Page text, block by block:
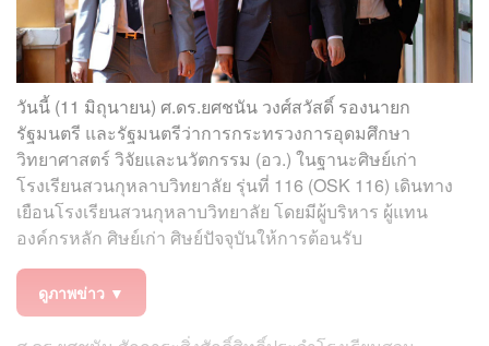
วันนี้ (11 มิถุนายน) ศ.ดร.ยศชนัน วงศ์สวัสดิ์ รองนายก
รัฐมนตรี และรัฐมนตรีว่าการกระทรวงการอุดมศึกษา
วิทยาศาสตร์ วิจัยและนวัตกรรม (อว.) ในฐานะศิษย์เก่า
โรงเรียนสวนกุหลาบวิทยาลัย รุ่นที่ 116 (OSK 116) เดินทาง
เยือนโรงเรียนสวนกุหลาบวิทยาลัย โดยมีผู้บริหาร ผู้แทน
องค์กรหลัก ศิษย์เก่า ศิษย์ปัจจุบันให้การต้อนรับ
ดูภาพข่าว ▼